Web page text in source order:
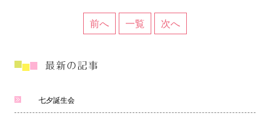
前へ 一覧 次へ
七夕誕生会